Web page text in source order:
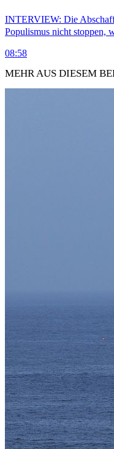
INTERVIEW: Die
Populismus nicht stoppen,
08:58
MEHR AUS DIESEM